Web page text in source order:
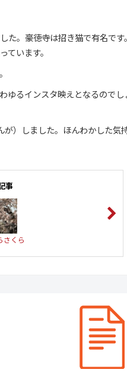
た。豪徳寺は招き猫で有名で
ています。
ゆるインスタ映えとなるので
）しました。ほんわかした気
事
さくら